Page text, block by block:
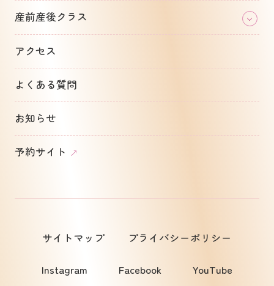
産前産後クラス
アクセス
よくある質問
お知らせ
予約サイト
サイトマップ プライバシーポリシー
Instagram Facebook YouTube